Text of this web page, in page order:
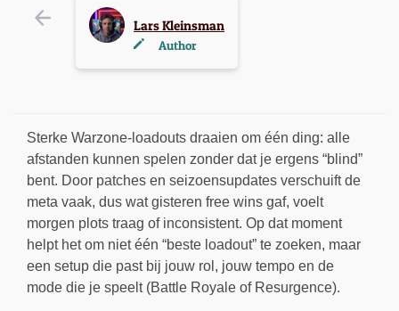
Lars Kleinsman
Author
Sterke Warzone-loadouts draaien om één ding: alle
afstanden kunnen spelen zonder dat je ergens “blind”
bent. Door patches en seizoensupdates verschuift de
meta vaak, dus wat gisteren free wins gaf, voelt
morgen plots traag of inconsistent. Op dat moment
helpt het om niet één “beste loadout” te zoeken, maar
een setup die past bij jouw rol, jouw tempo en de
mode die je speelt (Battle Royale of Resurgence).